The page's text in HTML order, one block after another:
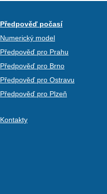
Předpověď počasí
Numerický model
Předpověď pro Prahu
Předpověď pro Brno
Předpověď pro Ostravu
Předpověď pro Plzeň
Kontakty